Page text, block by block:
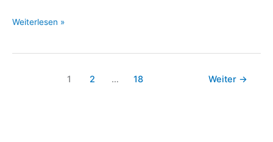
Eurotreff:
Radweg
Weiterlesen »
1 2 … 18 Weiter →